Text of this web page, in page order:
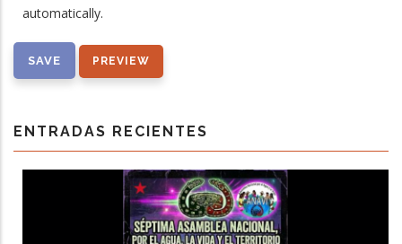
automatically.
ENTRADAS RECIENTES